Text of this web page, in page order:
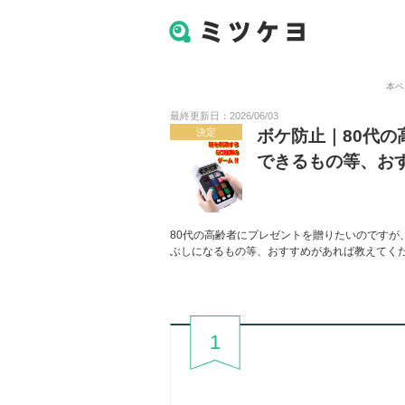
本
最終更新日：2026/06/03
決定
ボケ防止｜80代の
できるもの等、お
80代の高齢者にプレゼントを贈りたいのです
ぶしになるもの等、おすすめがあれば教えてく
1